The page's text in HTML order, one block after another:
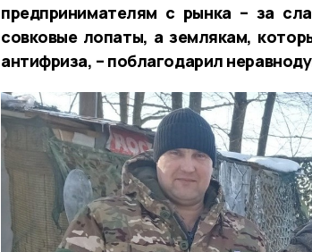
предпринимателям с рынка – за
совковые лопаты, а землякам,
антифриза, – поблагодарил